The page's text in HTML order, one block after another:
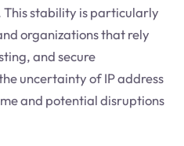
This stability is particularly
organizations that rely
and secure
uncertainty of IP address
and potential disruptions